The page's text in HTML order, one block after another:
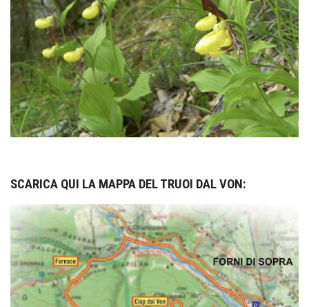
SCARICA QUI LA MAPPA DEL TRUOI DAL VON: